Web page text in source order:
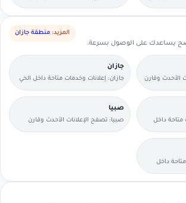
التفاصيل بسرعة.
يساعدك على الوصول بسرعة.
المزيد: منطقة جازان
الأحدث وقارن
جازان
جازان: إعلانات وخدمات متاحة داخل الحي
مع وسائل تواصل مباشرة.
داخل
صبيا
صبيا: تصفح الإعلانات الأحدث وقارن
التفاصيل بسرعة.
داخل